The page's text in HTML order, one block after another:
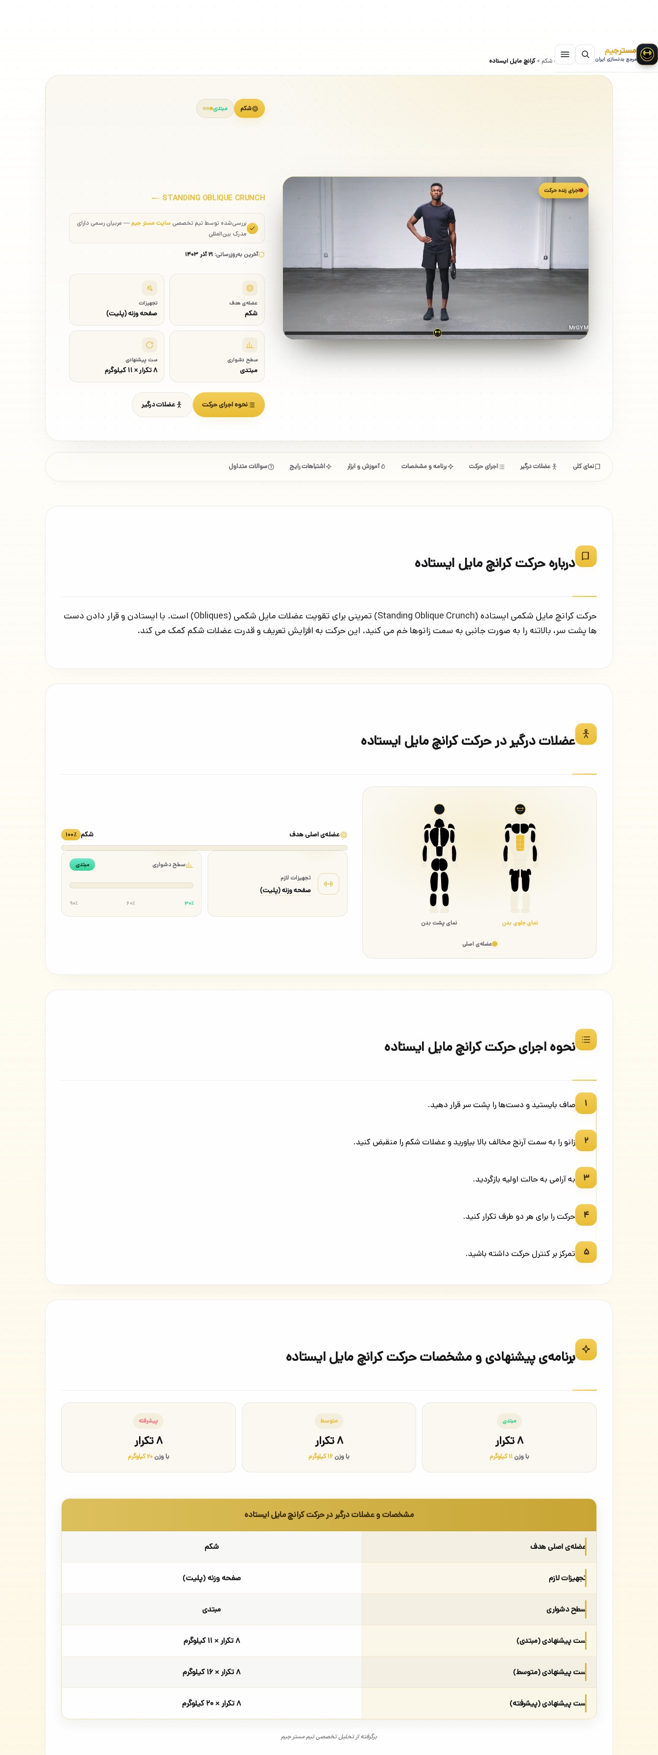
مسترجیم
مرجع بدنسازی ایرانسایت بدنسازی» حرکات شکم » کرانچ مایل ایستاده
شکم مبتدی
STANDING OBLIQUE CRUNCH
بررسی‌شده توسط تیم تخصصی سایت مستر جیم— مربیان رسمی دارای
مدرک بین‌المللی
آخرین به‌روزرسانی: ۲۱ آذر ۱۴۰۳
عضله‌ی هدف
شکم
تجهیزات
صفحه وزنه (پلیت)
سطح دشواری
مبتدی
ست پیشنهادی
۸ تکرار × ۱۱ کیلوگرم
نحوه اجرای حرکت عضلات درگیر
اجرای زنده حرکت
MrGYM
نمای کلی عضلات درگیر اجرای حرکت برنامه و مشخصات آموزش و ابزار اشتباهات رایج سوالات متداول
درباره حرکت کرانچ مایل ایستاده
حرکت کرانچ مایل شکمی ایستاده (Standing Oblique Crunch) تمرینی برای تقویت عضلات مایل شکمی (Obliques) است. با ایستادن و قرار دادن دست
ها پشت سر، بالاتنه را به صورت جانبی به سمت زانوها خم می کنید. این حرکت به افزایش تعریف و قدرت عضلات شکم کمک می کند.
عضلات درگیر در حرکت کرانچ مایل ایستاده
نمای جلوی بدن نمای پشت بدن
عضله‌ی اصلی
عضله‌ی اصلی هدف شکم ۱۰۰٪
تجهیزات لازم
صفحه وزنه (پلیت)
سطح دشواری مبتدی
۳۰٪ ۶۰٪ ۹۰٪
نحوه اجرای حرکت کرانچ مایل ایستاده
۱ صاف بایستید و دست‌ها را پشت سر قرار دهید.
۲ زانو را به سمت آرنج مخالف بالا بیاورید و عضلات شکم را منقبض کنید.
۳ به آرامی به حالت اولیه بازگردید.
۴ حرکت را برای هر دو طرف تکرار کنید.
۵ تمرکز بر کنترل حرکت داشته باشید.
برنامه‌ی پیشنهادی و مشخصات حرکت کرانچ مایل ایستاده
مبتدی
۸ تکرار
با وزن۱۱ کیلوگرم
متوسط
۸ تکرار
با وزن۱۶ کیلوگرم
پیشرفته
۸ تکرار
با وزن۲۰ کیلوگرم
مشخصات و عضلات درگیر در حرکت کرانچ مایل ایستاده
عضله‌ی اصلی هدف شکم
تجهیزات لازم صفحه وزنه (پلیت)
سطح دشواری مبتدی
ست پیشنهادی (مبتدی) ۸ تکرار × ۱۱ کیلوگرم
ست پیشنهادی (متوسط) ۸ تکرار × ۱۶ کیلوگرم
ست پیشنهادی (پیشرفته) ۸ تکرار × ۲۰ کیلوگرم
برگرفته از تحلیل تخصصی تیم مستر جیم